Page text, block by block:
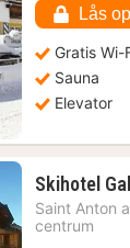
Lås
Gratis Wi-
Sauna
Elevator
Skihotel
Saint Anton
centrum